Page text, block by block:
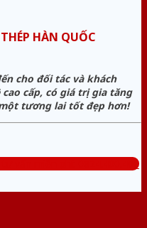
HÀN QUỐC
cho đối tác và khách
cấp, có giá trị gia tăng
tương lai tốt đẹp hơn!
vấn miễn phí: 0824.400.400